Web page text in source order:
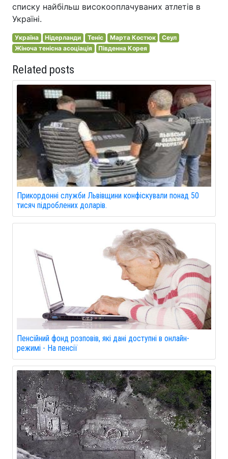
списку найбільш високооплачуваних атлетів в
Україні.
Україна Нідерланди Теніс Марта Костюк
Сеул
Жіноча тенісна асоціація
Південна Корея
Related posts
Прикордонні служби Львівщини конфіскували понад 50
тисяч підроблених доларів.
Пенсійний фонд розповів, які дані доступні в онлайн-
режимі - На пенсії